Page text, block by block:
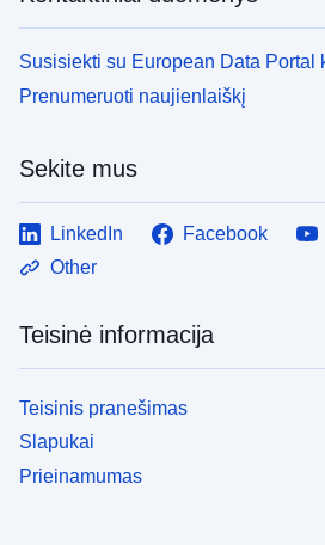
Susisiekti su European Data Portal
Prenumeruoti naujienlaiškį
Sekite mus
LinkedIn Facebook
Other
Teisinė informacija
Teisinis pranešimas
Slapukai
Prieinamumas